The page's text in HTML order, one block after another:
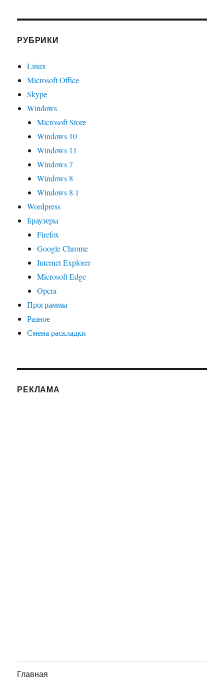
РУБРИКИ
Linux
Microsoft Office
Skype
Windows
Microsoft Store
Windows 10
Windows 11
Windows 7
Windows 8
Windows 8.1
Wordpress
Браузеры
Firefox
Google Chrome
Internet Explorer
Microsoft Edge
Opera
Программы
Разное
Смена раскладки
РЕКЛАМА
Главная